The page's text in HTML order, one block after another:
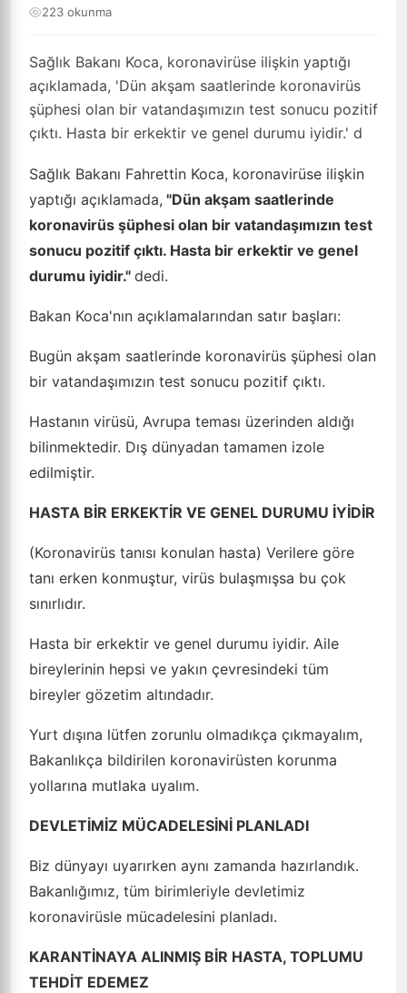
Sağlık Bakanı Koca, koronavirüse ilişkin yaptığı
açıklamada, 'Dün akşam saatlerinde koronavirüs
şüphesi olan bir vatandaşımızın test sonucu pozitif
çıktı. Hasta bir erkektir ve genel durumu iyidir.' d
223 okunma
Sağlık Bakanı Fahrettin Koca, koronavirüse ilişkin
yaptığı açıklamada, "Dün akşam saatlerinde
koronavirüs şüphesi olan bir vatandaşımızın test
sonucu pozitif çıktı. Hasta bir erkektir ve genel
durumu iyidir." dedi.
Bakan Koca'nın açıklamalarından satır başları:
Bugün akşam saatlerinde koronavirüs şüphesi olan
bir vatandaşımızın test sonucu pozitif çıktı.
Hastanın virüsü, Avrupa teması üzerinden aldığı
bilinmektedir. Dış dünyadan tamamen izole
edilmiştir.
HASTA BİR ERKEKTİR VE GENEL DURUMU İYİDİR
(Koronavirüs tanısı konulan hasta) Verilere göre
tanı erken konmuştur, virüs bulaşmışsa bu çok
sınırlıdır.
Hasta bir erkektir ve genel durumu iyidir. Aile
bireylerinin hepsi ve yakın çevresindeki tüm
bireyler gözetim altındadır.
Yurt dışına lütfen zorunlu olmadıkça çıkmayalım,
Bakanlıkça bildirilen koronavirüsten korunma
yollarına mutlaka uyalım.
DEVLETİMİZ MÜCADELESİNİ PLANLADI
Biz dünyayı uyarırken aynı zamanda hazırlandık.
Bakanlığımız, tüm birimleriyle devletimiz
koronavirüsle mücadelesini planladı.
KARANTİNAYA ALINMIŞ BİR HASTA, TOPLUMU
TEHDİT EDEMEZ